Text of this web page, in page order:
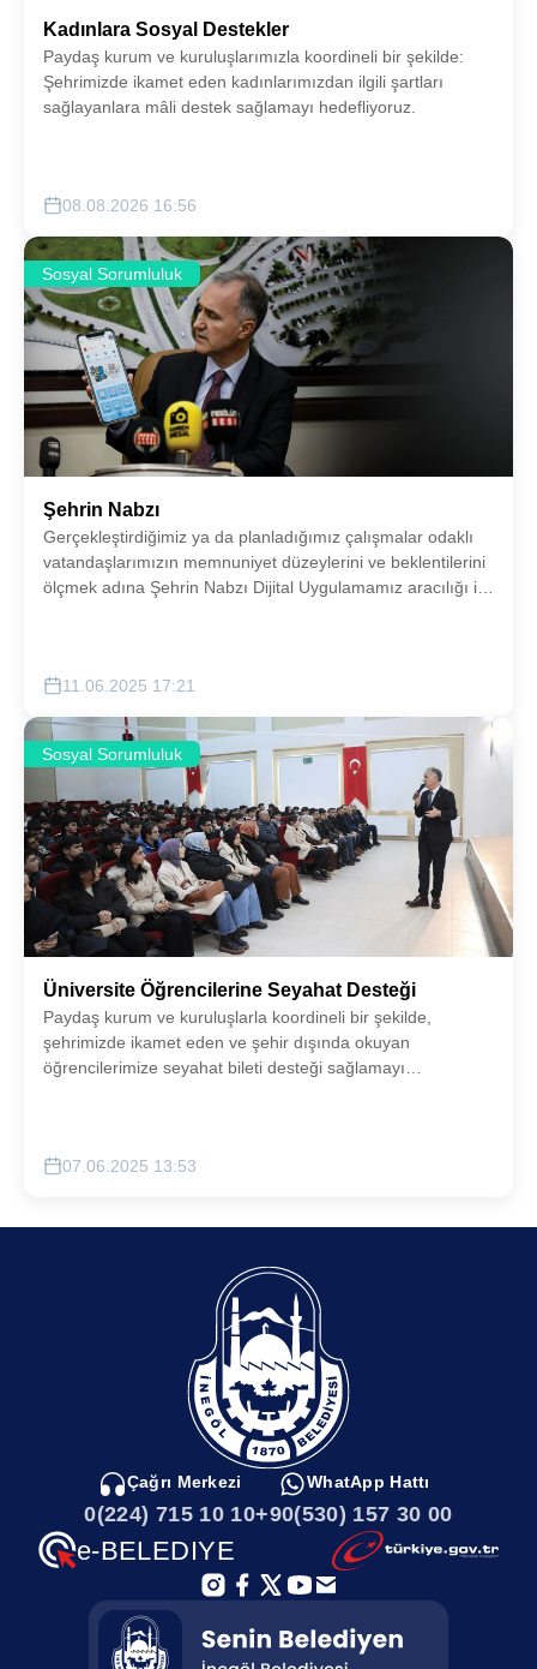
Kadınlara Sosyal Destekler
Paydaş kurum ve kuruluşlarımızla koordineli bir şekilde:
Şehrimizde ikamet eden kadınlarımızdan ilgili şartları
sağlayanlara mâli destek sağlamayı hedefliyoruz.
08.08.2026 16:56
Sosyal Sorumluluk
Şehrin Nabzı
Gerçekleştirdiğimiz ya da planladığımız çalışmalar odaklı
vatandaşlarımızın memnuniyet düzeylerini ve beklentilerini
ölçmek adına Şehrin Nabzı Dijital Uygulamamız aracılığı ile
11.06.2025 17:21
Sosyal Sorumluluk
Üniversite Öğrencilerine Seyahat Desteği
Paydaş kurum ve kuruluşlarla koordineli bir şekilde,
şehrimizde ikamet eden ve şehir dışında okuyan
öğrencilerimize seyahat bileti desteği sağlamayı
07.06.2025 13:53
Çağrı Merkezi
0(224) 715 10 10
WhatApp Hattı
+90(530) 157 30 00
e-BELEDIYE